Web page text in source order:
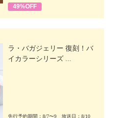
49%OFF
ラ・バガジェリー 復刻！バ
イカラーシリーズ ...
先行予約期間：8/7〜9 放送日：8/10